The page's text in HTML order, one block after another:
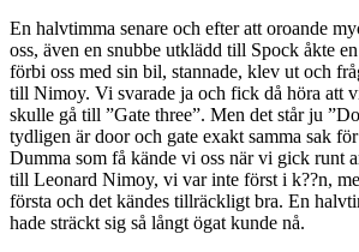
En halvtimma senare och efter att oroande
oss, även en snubbe utklädd till Spock åkte
förbi oss med sin bil, stannade, klev ut och
till Nimoy. Vi svarade ja och fick då höra att
skulle gå till ”Gate three”. Men det står ju
tydligen är door och gate exakt samma sak
Dumma som få kände vi oss när vi gick runt
till Leonard Nimoy, vi var inte först i k??n,
första och det kändes tillräckligt bra. En
hade sträckt sig så långt ögat kunde nå.